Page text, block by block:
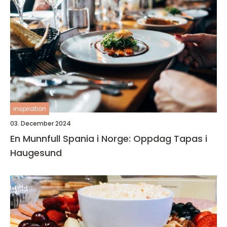
inspiration
03. December 2024
En Munnfull Spania i Norge: Oppdag Tapas i
Haugesund